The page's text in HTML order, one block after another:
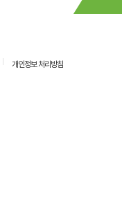
개인정보 처리방침